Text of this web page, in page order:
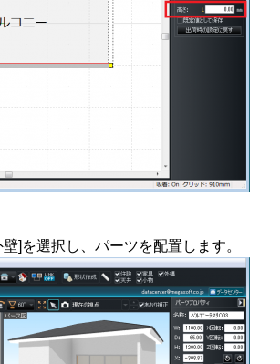
]を選択し、パーツを配置します。